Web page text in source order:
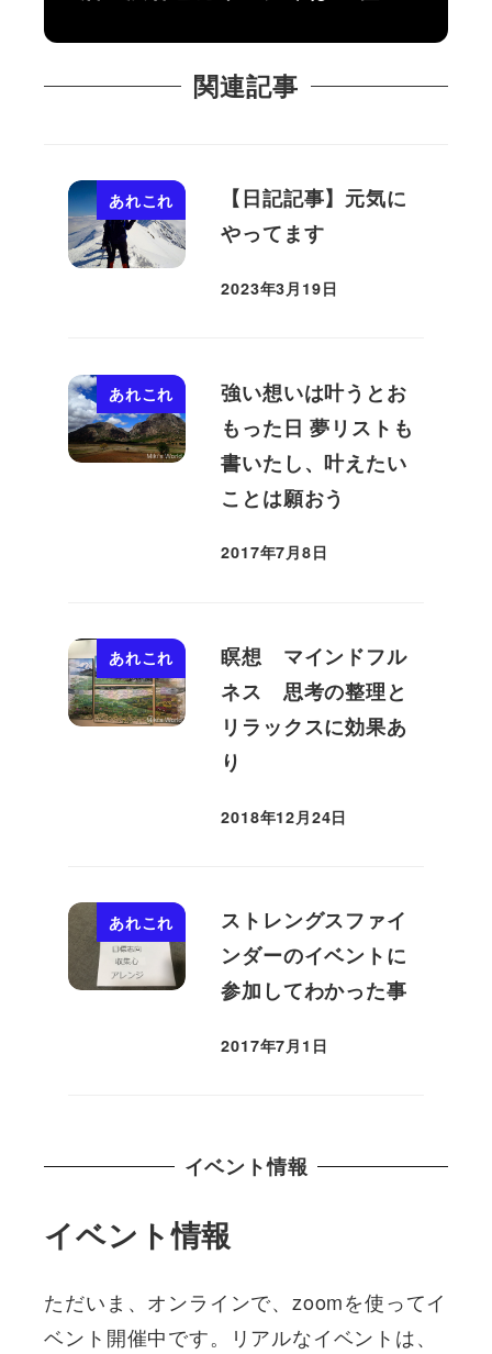
関連記事
あれこれ
【日記記事】元気に
やってます
投稿日
2023年3月19日
あれこれ
強い想いは叶うとお
もった日 夢リストも
書いたし、叶えたい
ことは願おう
投稿日
2017年7月8日
あれこれ
瞑想 マインドフル
ネス 思考の整理と
リラックスに効果あ
り
投稿日
2018年12月24日
あれこれ
ストレングスファイ
ンダーのイベントに
参加してわかった事
投稿日
2017年7月1日
イベント情報
イベント情報
ただいま、オンラインで、zoomを使ってイ
ベント開催中です。リアルなイベントは、